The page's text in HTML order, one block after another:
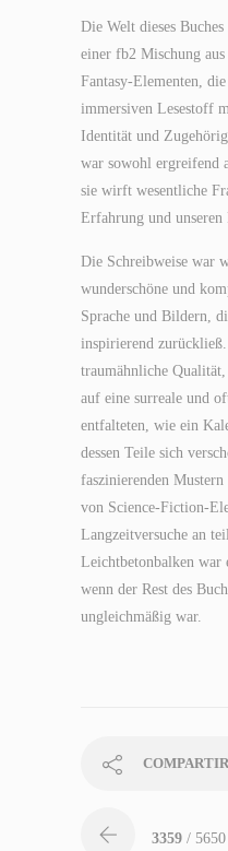
Die Welt dieses
einer fb2 Mischung
Fantasy-Elementen,
immersiven Lesestoff
Identität und
war sowohl ergreifend
sie wirft wesentliche
Erfahrung und
Die Schreibweise war
wunderschöne und
Sprache und Bildern,
inspirierend
traumähnliche
auf eine surreale und
entfalteten, wie ein
dessen Teile sich
faszinierenden
von Science-Fiction-
Langzeitversuche an
Leichtbetonbalken war
wenn der Rest des
ungleichmäßig war.
COMPARTIR
3359 / 5650